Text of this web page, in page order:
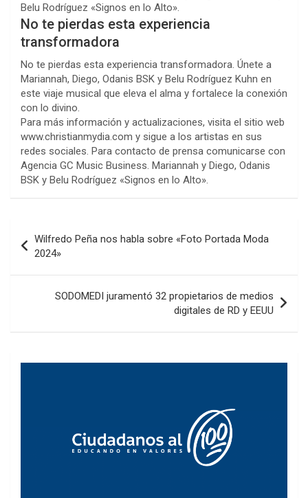
Belu Rodríguez «Signos en lo Alto».
No te pierdas esta experiencia
transformadora
No te pierdas esta experiencia transformadora. Únete a
Mariannah, Diego, Odanis BSK y Belu Rodríguez Kuhn en
este viaje musical que eleva el alma y fortalece la conexión
con lo divino.
Para más información y actualizaciones, visita el sitio web
www.christianmydia.com y sigue a los artistas en sus
redes sociales. Para contacto de prensa comunicarse con
Agencia GC Music Business. Mariannah y Diego, Odanis
BSK y Belu Rodríguez «Signos en lo Alto».
de
entradas
Wilfredo Peña nos habla sobre «Foto Portada Moda
2024»
SODOMEDI juramentó 32 propietarios de medios
digitales de RD y EEUU